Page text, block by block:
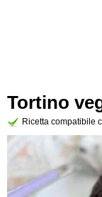
Tortino
Ricetta compatibile